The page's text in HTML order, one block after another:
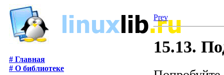
# Главная
# О библиотеке
Prev
15.13.